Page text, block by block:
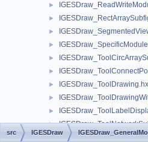
►
►
►
►
►
►
►
►
►
►
►
src IGESDraw